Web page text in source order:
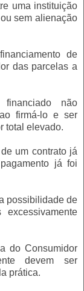
uma instituição
sem alienação
de
das parcelas a
não
firmá-lo e ser
total elevado.
um contrato já
já foi
possibilidade de
do Consumidor
devem ser
prática.